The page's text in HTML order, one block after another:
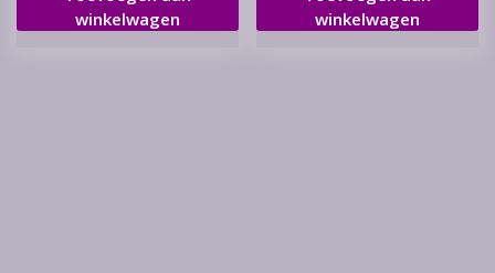
winkelwagen
winkelwagen